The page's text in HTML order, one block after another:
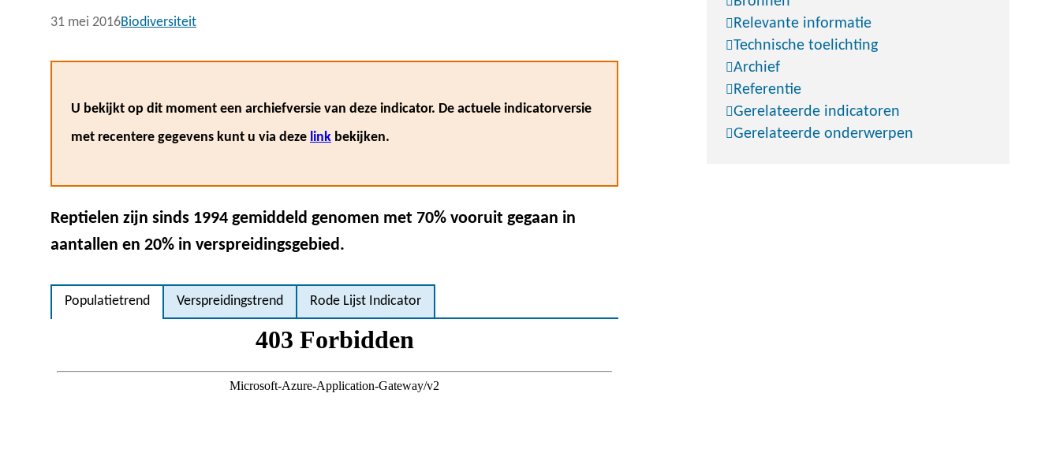
31 mei 2016Biodiversiteit
Relevante informatie
Technische toelichting
Archief
Referentie
Gerelateerde indicatoren
Gerelateerde onderwerpen
U bekijkt op dit moment een archiefversie van deze indicator. De actuele indicatorversie
met recentere gegevens kunt u via deze link bekijken.
Reptielen zijn sinds 1994 gemiddeld genomen met 70% vooruit gegaan in
aantallen en 20% in verspreidingsgebied.
Populatietrend Verspreidingstrend Rode Lijst Indicator